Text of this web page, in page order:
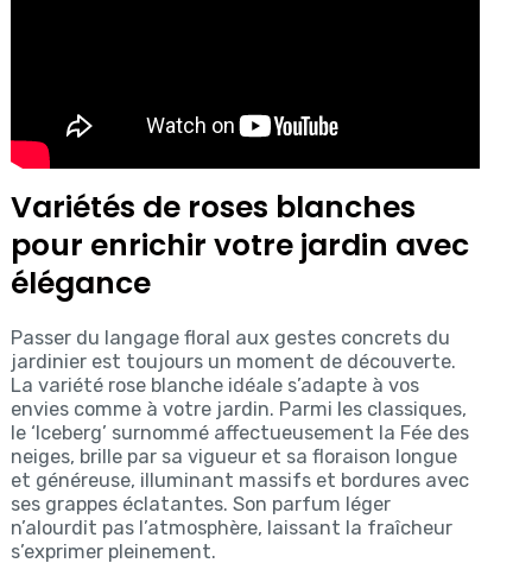
Variétés de roses blanches
pour enrichir votre jardin avec
élégance
Passer du langage floral aux gestes concrets du
jardinier est toujours un moment de découverte.
La variété rose blanche idéale s’adapte à vos
envies comme à votre jardin. Parmi les classiques,
le ‘Iceberg’ surnommé affectueusement la Fée des
neiges, brille par sa vigueur et sa floraison longue
et généreuse, illuminant massifs et bordures avec
ses grappes éclatantes. Son parfum léger
n’alourdit pas l’atmosphère, laissant la fraîcheur
s’exprimer pleinement.